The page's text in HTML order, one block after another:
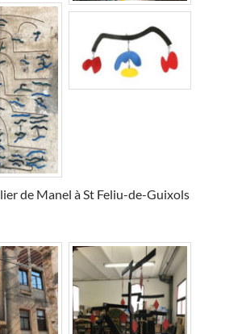
de Manel à St Feliu-de-Guixols